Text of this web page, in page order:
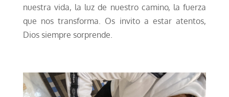
nuestra vida, la luz de nuestro camino, la fuerza
que nos transforma. Os invito a estar atentos,
Dios siempre sorprende.